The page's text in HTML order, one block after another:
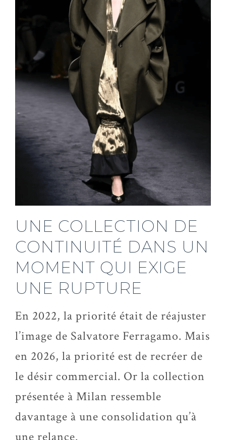
UNE COLLECTION DE
CONTINUITÉ DANS UN
MOMENT QUI EXIGE
UNE RUPTURE
En 2022, la priorité était de réajuster
l’image de Salvatore Ferragamo. Mais
en 2026, la priorité est de recréer de
le désir commercial. Or la collection
présentée à Milan ressemble
davantage à une consolidation qu’à
une relance.